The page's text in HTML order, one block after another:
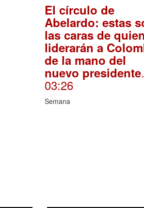
El círculo de
Abelardo: estas
las caras de
liderarán a
de la mano del
nuevo presidente.
03:26
Semana